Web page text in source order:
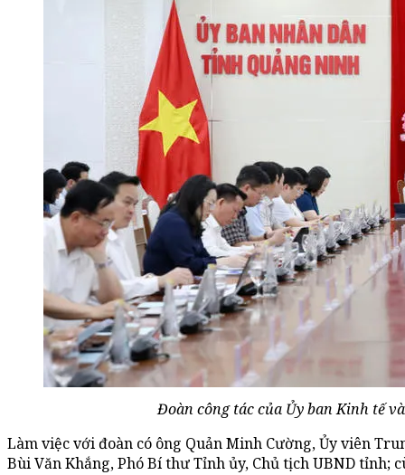
Đoàn công tác của Ủy ban Kinh tế
Làm việc với đoàn có ông Quản Minh Cường, Ủy viên
Bùi Văn Khắng, Phó Bí thư Tỉnh ủy, Chủ tịch UBND tỉnh;